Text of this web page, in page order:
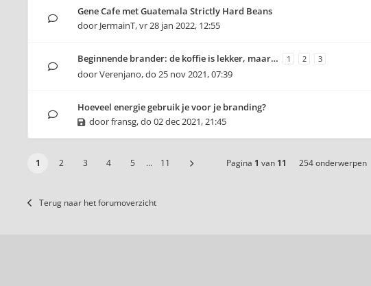
Gene Cafe met Guatemala Strictly Hard Beans
door JermainT,vr 28 jan 2022, 12:55
Beginnende brander: de koffie is lekker, maar… 1 2 3
doorVerenjano,do 25 nov 2021, 07:39
Hoeveel energie gebruik je voor je branding?
doorfransg,do 02 dec 2021, 21:45
1 2 3 4 5 … 11 Pagina 1 van 11 254 onderwerpen
Terug naar het forumoverzicht